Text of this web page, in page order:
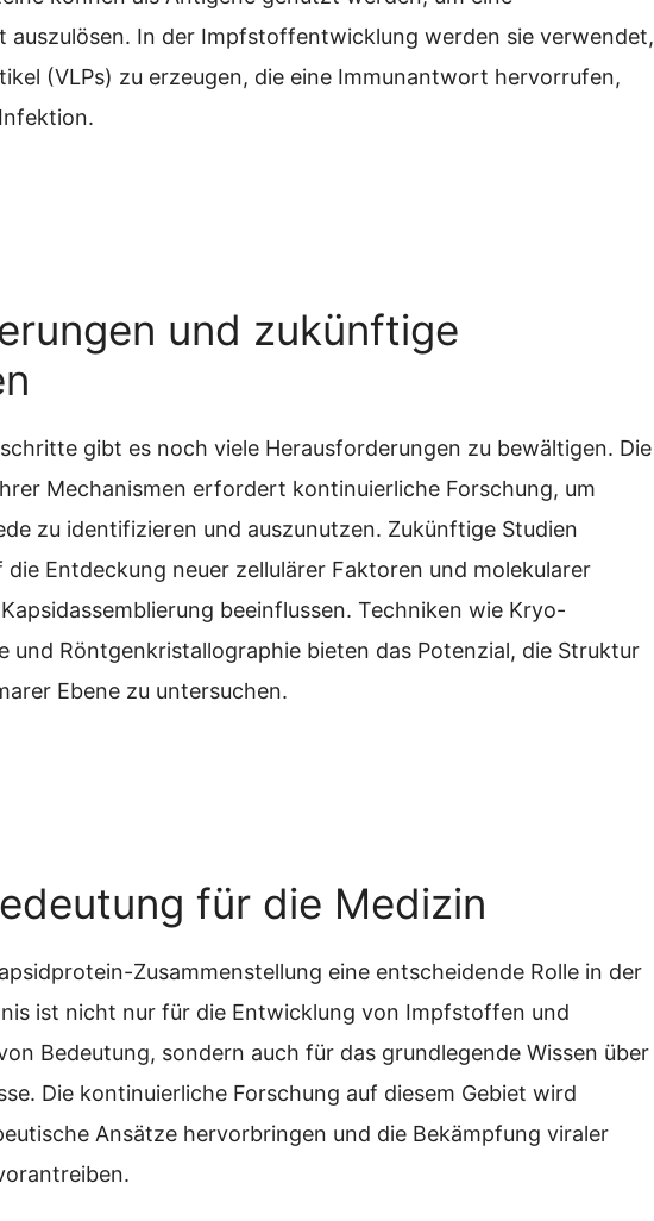
auszulösen. In der Impfstoffentwicklung werden sie verwendet,
(VLPs) zu erzeugen, die eine Immunantwort hervorrufen,
und zukünftige
gibt es noch viele Herausforderungen zu bewältigen. Die
Mechanismen erfordert kontinuierliche Forschung, um
zu identifizieren und auszunutzen. Zukünftige Studien
Entdeckung neuer zellulärer Faktoren und molekularer
beeinflussen. Techniken wie Kryo-
und Röntgenkristallographie bieten das Potenzial, die Struktur
Ebene zu untersuchen.
für die Medizin
Zusammenstellung eine entscheidende Rolle in der
ist nicht nur für die Entwicklung von Impfstoffen und
Bedeutung, sondern auch für das grundlegende Wissen über
Die kontinuierliche Forschung auf diesem Gebiet wird
Ansätze hervorbringen und die Bekämpfung viraler